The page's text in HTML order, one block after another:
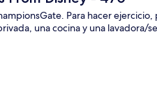
Para hacer ejercicio,
una cocina y una lavadora/